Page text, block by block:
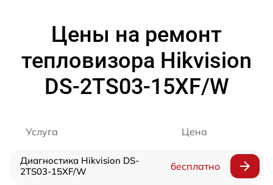
Цены на ремонт
тепловизора Hikvision
DS-2TS03-15XF/W
Услуга Цена
Диагностика Hikvision DS-
2TS03-15XF/W
бесплатно